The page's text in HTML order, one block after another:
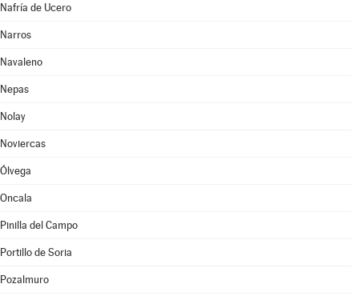
Nafría de Ucero
Narros
Navaleno
Nepas
Nolay
Noviercas
Ólvega
Oncala
Pinilla del Campo
Portillo de Soria
Pozalmuro